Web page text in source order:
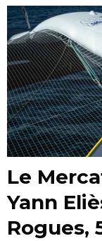
Le
Yann
Rogues,